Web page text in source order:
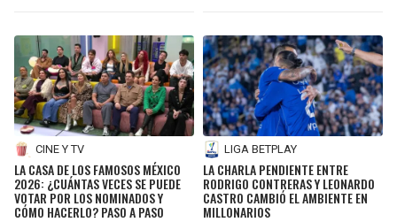
CINE Y TV
LA CASA DE LOS FAMOSOS MÉXICO
2026: ¿CUÁNTAS VECES SE PUEDE
VOTAR POR LOS NOMINADOS Y
CÓMO HACERLO? PASO A PASO
LIGA BETPLAY
LA CHARLA PENDIENTE ENTRE
RODRIGO CONTRERAS Y LEONARDO
CASTRO CAMBIÓ EL AMBIENTE EN
MILLONARIOS